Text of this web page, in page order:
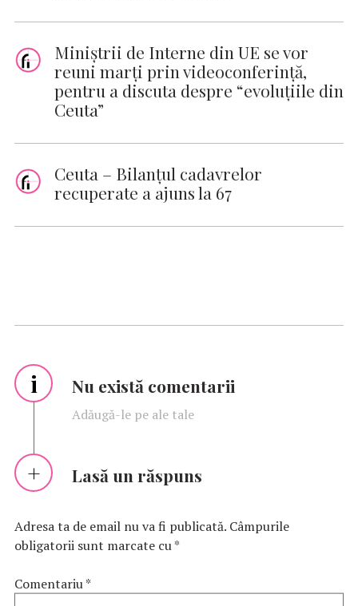
Miniştrii de Interne din UE se vor
reuni marţi prin videoconferinţă,
pentru a discuta despre “evoluţiile din
Ceuta”
Ceuta – Bilanţul cadavrelor
recuperate a ajuns la 67
i Nu există comentarii
Adăugă-le pe ale tale
Lasă un răspuns
Adresa ta de email nu va fi publicată. Câmpurile
obligatorii sunt marcate cu*
Comentariu*